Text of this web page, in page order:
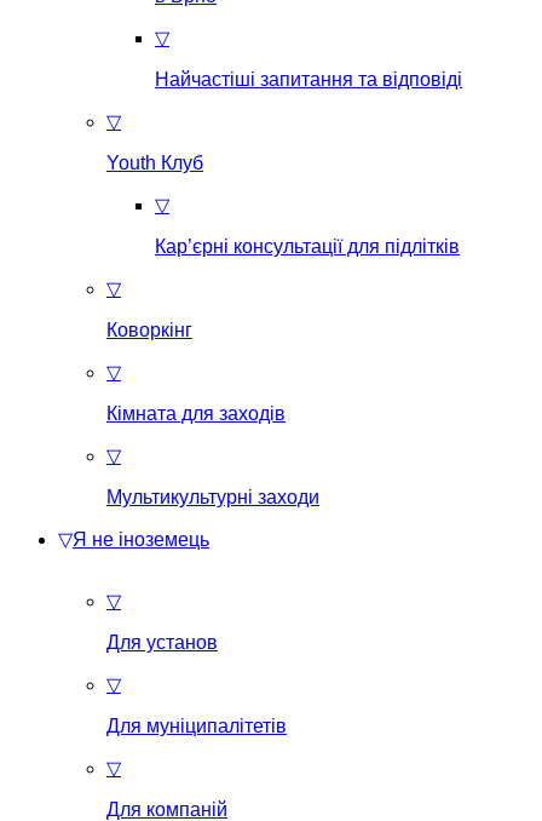
▽
Найчастіші запитання та відповіді
▽
Youth Клуб
▽
Кар’єрні консультації для підлітків
▽
Коворкінг
▽
Кімната для заходів
▽
Мультикультурні заходи
▽Я не іноземець
▽
Для установ
▽
Для муніципалітетів
▽
Для компаній